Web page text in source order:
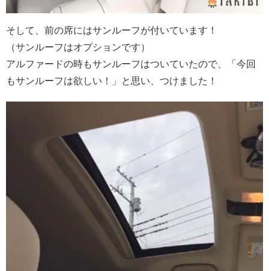
そして、前の席にはサンルーフが付いています！
（サンルーフはオプションです）
アルファードの時もサンルーフはついていたので、「今回
もサンルーフは欲しい！」と思い、つけました！